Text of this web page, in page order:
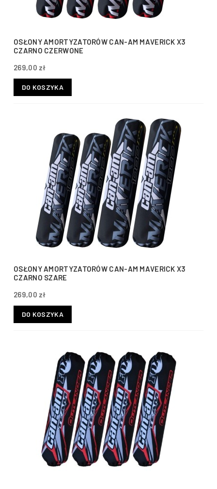
OSŁONY AMORTYZATORÓW CAN-AM MAVERICK X3
CZARNO CZERWONE
269,00 zł
DO KOSZYKA
OSŁONY AMORTYZATORÓW CAN-AM MAVERICK X3
CZARNO SZARE
269,00 zł
DO KOSZYKA